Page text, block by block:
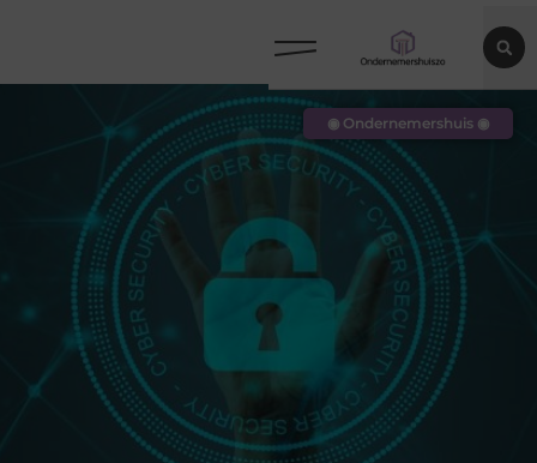
◉ Ondernemershuis ◉